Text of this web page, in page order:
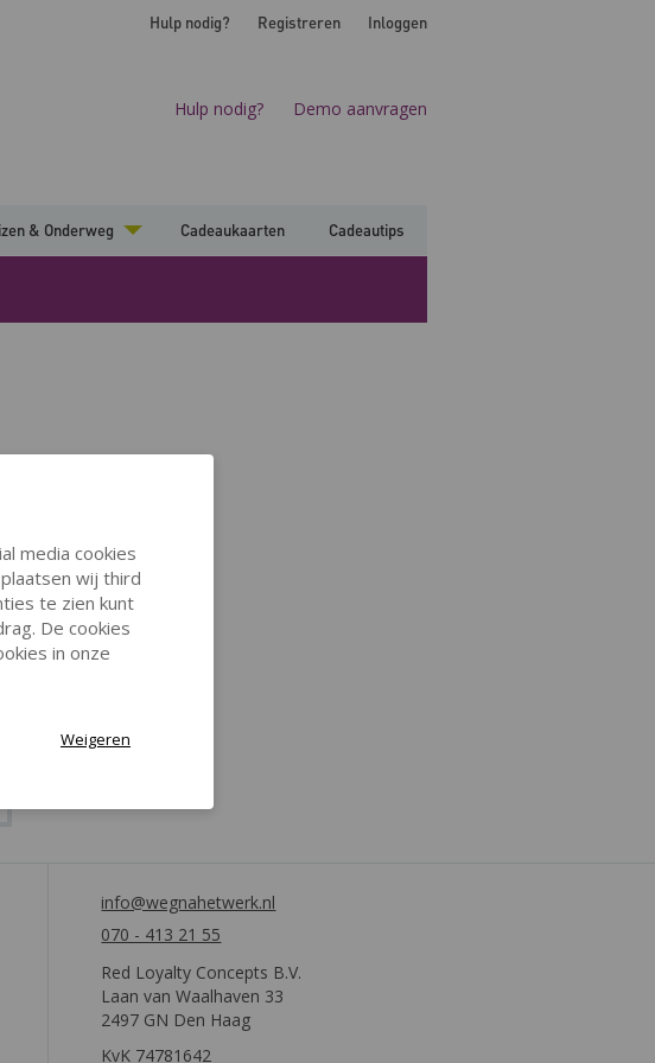
Hulp nodig? Registreren Inloggen
Hulp nodig? Demo aanvragen
& Onderweg Cadeaukaarten Cadeautips
info@wegnahetwerk.nl
070 - 413 21 55
Red Loyalty Concepts B.V.
Laan van Waalhaven 33
2497 GN Den Haag
KvK 74781642
media cookies
wij third
te zien kunt
De cookies
in onze
Weigeren